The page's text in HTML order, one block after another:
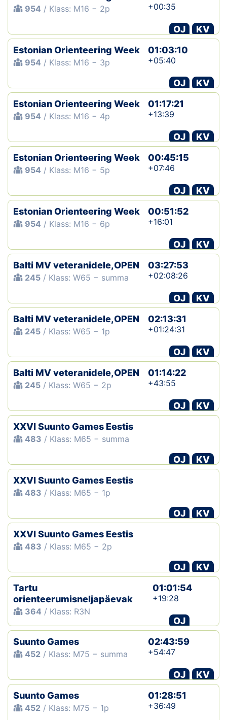
954 / Klass: M16 − 2p +00:35
OJ
KV
Estonian Orienteering Week
954 / Klass: M16 − 3p
01:03:10
+05:40
OJ
KV
Estonian Orienteering Week
954 / Klass: M16 − 4p
01:17:21
+13:39
OJ
KV
Estonian Orienteering Week
954 / Klass: M16 − 5p
00:45:15
+07:46
OJ
KV
Estonian Orienteering Week
954 / Klass: M16 − 6p
00:51:52
+16:01
OJ
KV
Balti MV veteranidele,OPEN
245 / Klass: W65 − summa
03:27:53
+02:08:26
OJ
KV
Balti MV veteranidele,OPEN
245 / Klass: W65 − 1p
02:13:31
+01:24:31
OJ
KV
Balti MV veteranidele,OPEN
245 / Klass: W65 − 2p
01:14:22
+43:55
OJ
KV
XXVI Suunto Games Eestis
483 / Klass: M65 − summa
OJ
KV
XXVI Suunto Games Eestis
483 / Klass: M65 − 1p
OJ
KV
XXVI Suunto Games Eestis
483 / Klass: M65 − 2p
OJ
KV
Tartu
orienteerumisneljapäevak
364 / Klass: R3N
01:01:54
+19:28
OJ
Suunto Games
452 / Klass: M75 − summa
02:43:59
+54:47
OJ
KV
Suunto Games
452 / Klass: M75 − 1p
01:28:51
+36:49